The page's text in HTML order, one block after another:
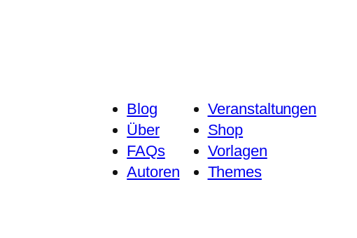
Blog
Über
FAQs
Autoren
Veranstaltungen
Shop
Vorlagen
Themes